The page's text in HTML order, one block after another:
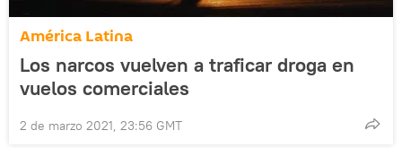
América Latina
Los narcos vuelven a traficar droga en
vuelos comerciales
2 de marzo 2021, 23:56 GMT